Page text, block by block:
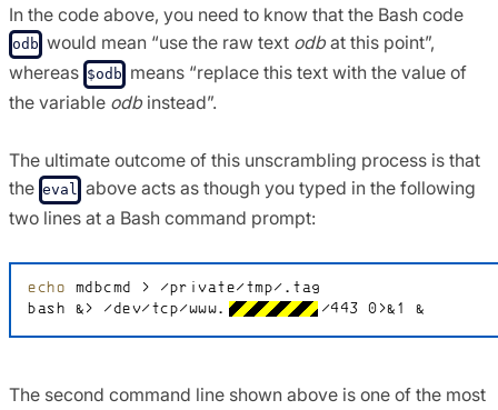
In the code above, you need to know that the Bash code
odb would mean “use the raw text odb at this point”,
whereas $odb means “replace this text with the value of
the variable odb instead”.
The ultimate outcome of this unscrambling process is that
the eval above acts as though you typed in the following
two lines at a Bash command prompt:
The second command line shown above is one of the most